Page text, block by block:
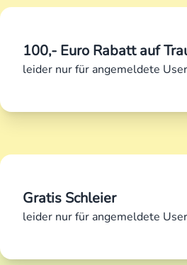
100,- Euro Rabatt auf
leider nur für angemeldete
Gratis Schleier
leider nur für angemeldete